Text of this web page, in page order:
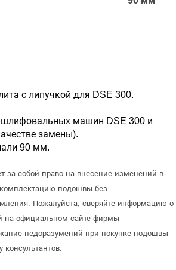
с липучкой для DSE 300.
шлифовальных машин DSE 300 и
замены).
90 мм.
за собой право на внесение изменений в
подошвы без
Пожалуйста, сверяйте информацию о
на официальном сайте фирмы-
недоразумений при покупке подошвы